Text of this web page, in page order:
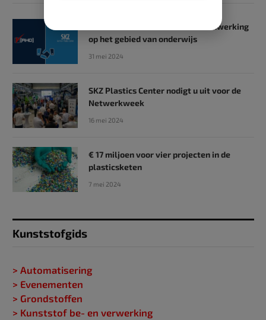
SKZ en RHD GmbH starten samenwerking
op het gebied van onderwijs
31 mei 2024
SKZ Plastics Center nodigt u uit voor de
Netwerkweek
16 mei 2024
€ 17 miljoen voor vier projecten in de
plasticsketen
7 mei 2024
Kunststofgids
> Automatisering
> Evenementen
> Grondstoffen
> Kunststof be- en verwerking